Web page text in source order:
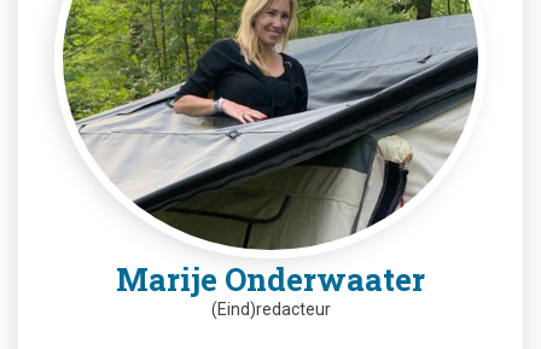
Marije Onderwaater
(Eind)redacteur